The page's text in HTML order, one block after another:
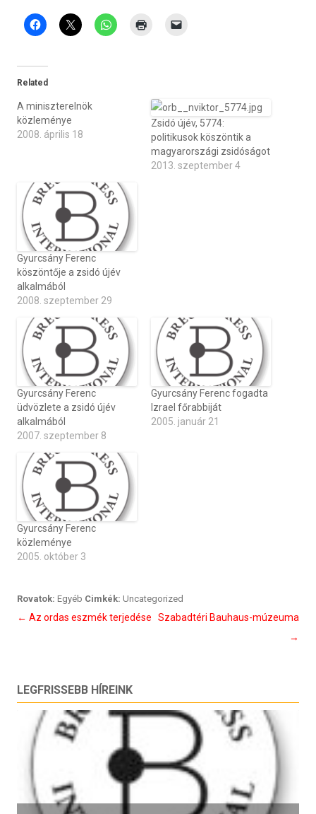
Related
A miniszterelnök
közleménye
2008. április 18
Zsidó újév, 5774:
politikusok köszöntik a
magyarországi zsidóságot
2013. szeptember 4
Gyurcsány Ferenc
köszöntője a zsidó újév
alkalmából
2008. szeptember 29
Gyurcsány Ferenc
üdvözlete a zsidó újév
alkalmából
2007. szeptember 8
Gyurcsány Ferenc fogadta
Izrael főrabbiját
2005. január 21
Gyurcsány Ferenc
közleménye
2005. október 3
Rovatok: Egyéb Cimkék: Uncategorized
Bejegyzés
← Az ordas eszmék terjedése
Szabadtéri Bauhaus-múzeuma
→
LEGFRISSEBB HÍREINK